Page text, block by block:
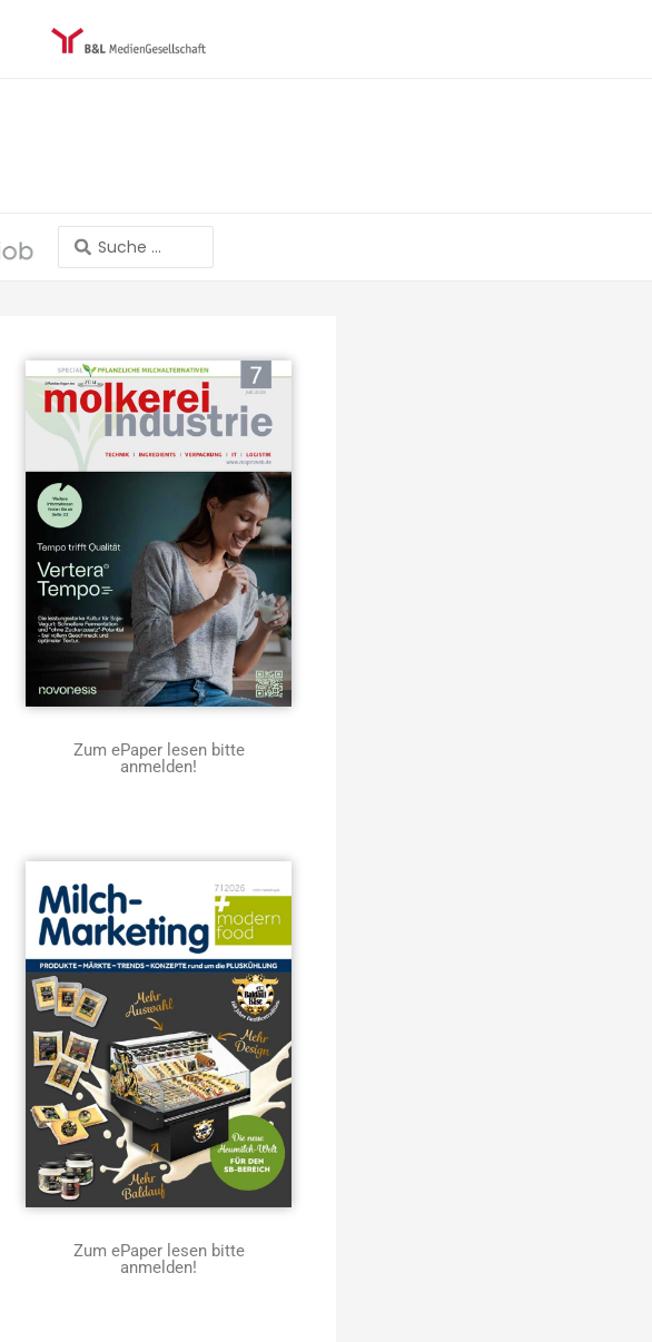
Search
...
Zum ePaper lesen bitte
anmelden!
Zum ePaper lesen bitte
anmelden!